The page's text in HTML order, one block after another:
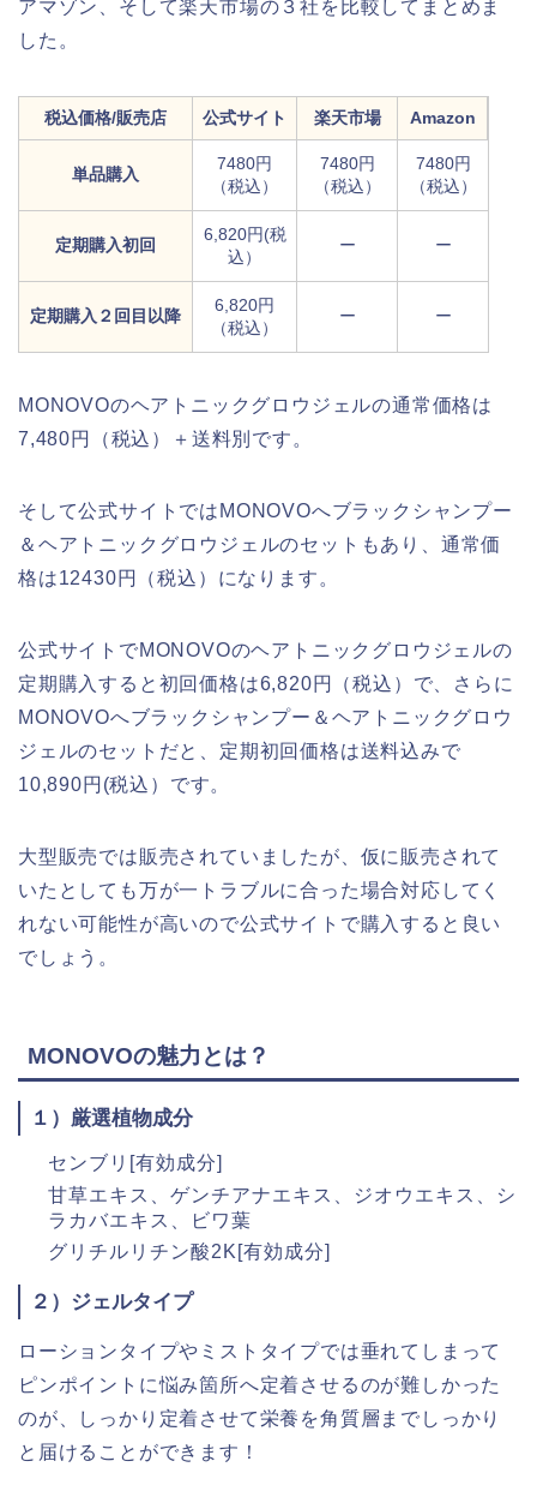
アマゾン、そして楽天市場の３社を比較してまとめま
した。
税込価格/販売店 公式サイト 楽天市場 Amazon
単品購入
7480円
（税込）
7480円
（税込）
7480円
（税込）
定期購入初回
6,820円(税
込）
ー ー
定期購入２回目以降
6,820円
（税込）
ー ー
MONOVOのヘアトニックグロウジェルの通常価格は
7,480円（税込）＋送料別です。
そして公式サイトではMONOVOへブラックシャンプー
＆ヘアトニックグロウジェルのセットもあり、通常価
格は12430円（税込）になります。
公式サイトでMONOVOのヘアトニックグロウジェルの
定期購入すると初回価格は6,820円（税込）で、さらに
MONOVOへブラックシャンプー＆ヘアトニックグロウ
ジェルのセットだと、定期初回価格は送料込みで
10,890円(税込）です。
大型販売では販売されていましたが、仮に販売されて
いたとしても万が一トラブルに合った場合対応してく
れない可能性が高いので公式サイトで購入すると良い
でしょう。
MONOVOの魅力とは？
１）厳選植物成分
センブリ[有効成分]
甘草エキス、ゲンチアナエキス、ジオウエキス、シ
ラカバエキス、ビワ葉
グリチルリチン酸2K[有効成分]
２）ジェルタイプ
ローションタイプやミストタイプでは垂れてしまって
ピンポイントに悩み箇所へ定着させるのが難しかった
のが、しっかり定着させて栄養を角質層までしっかり
と届けることができます！